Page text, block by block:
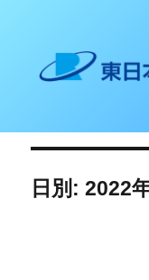
東日本リオ
日別: 2022